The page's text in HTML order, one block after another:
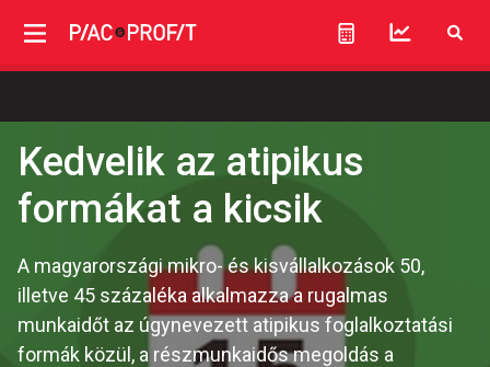
Kedvelik az atipikus
formákat a kicsik
A magyarországi mikro- és kisvállalkozások 50,
illetve 45 százaléka alkalmazza a rugalmas
munkaidőt az úgynevezett atipikus foglalkoztatási
formák közül, a részmunkaidős megoldás a